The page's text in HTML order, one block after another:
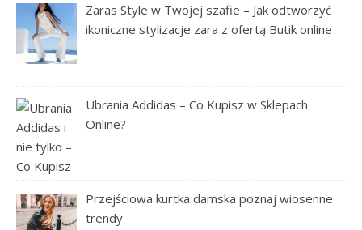
Zaras Style w Twojej szafie – Jak odtworzyć
ikoniczne stylizacje zara z ofertą Butik online
Ubrania Addidas – Co Kupisz w Sklepach
Online?
Przejściowa kurtka damska poznaj wiosenne
trendy